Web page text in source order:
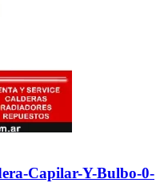
Capilar-Y-Bulbo-0-